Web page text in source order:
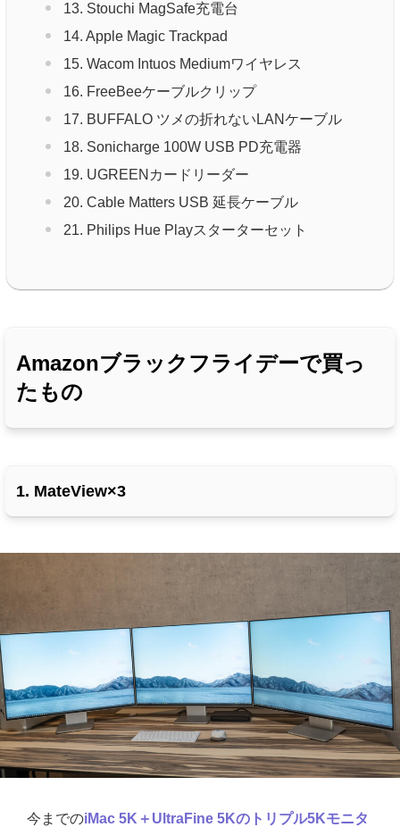
13. Stouchi MagSafe充電台
14. Apple Magic Trackpad
15. Wacom Intuos Mediumワイヤレス
16. FreeBeeケーブルクリップ
17. BUFFALO ツメの折れないLANケーブル
18. Sonicharge 100W USB PD充電器
19. UGREENカードリーダー
20. Cable Matters USB 延長ケーブル
21. Philips Hue Playスターターセット
Amazonブラックフライデーで買っ
たもの
1. MateView×3
今までのiMac 5K＋UltraFine 5Kのトリプル5Kモニタ